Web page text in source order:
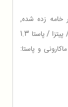
100 میلی لیتر و حداکثر 1 لیتر خامه زده شده,
حداکثر خمیر کیک 2.8 کیلوگرم, حداکثر خمیر نان / پیتزا / پاستا 1.3
کیلوگرم, خمیر ماکارونی و پاستا: